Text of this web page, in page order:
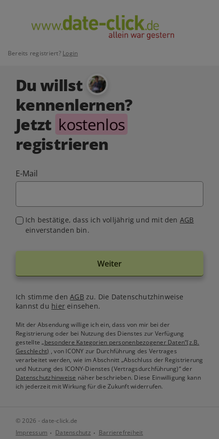
Bereits registriert? Login
Du willst
kennenlernen?
Jetzt kostenlos
registrieren
E-Mail
Ich bestätige, dass ich volljährig und mit den AGB
einverstanden bin.
Weiter
Ich stimme denAGB zu. Die Datenschutzhinweise
kannst du hiereinsehen.
Mit der Absendung willige ich ein, dass von mir bei der
Registrierung oder bei Nutzung des Dienstes zur Verfügung
gestellte„besondere Kategorien personenbezogener Daten“(z.B.
Geschlecht) , von ICONY zur Durchführung des Vertrages
verarbeitet werden, wie im Abschnitt „Abschluss der Registrierung
und Nutzung des ICONY-Dienstes (Vertragsdurchführung)“ der
Datenschutzhinweise näher beschrieben. Diese Einwilligung kann
ich jederzeit mit Wirkung für die Zukunft widerrufen.
© 2026 - date-click.de
Impressum
Datenschutz Barrierefreiheit